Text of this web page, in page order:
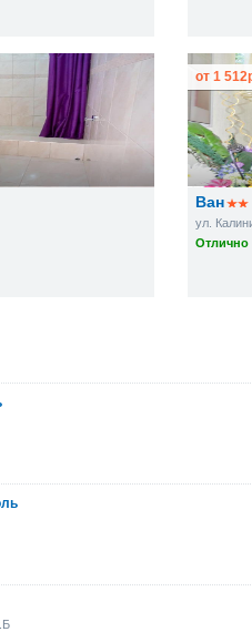
Ван
ул.
Отлично
от 1 512